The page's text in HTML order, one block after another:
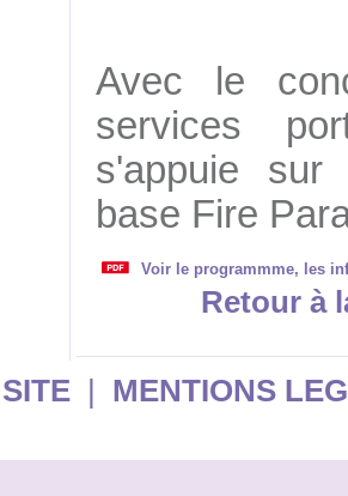
Avec le
services
s'appuie sur
base Fire
Voir le programmme, les
Retour à
| MENTIONS